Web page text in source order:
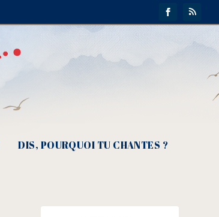
DIS, POURQUOI TU CHANTES ?